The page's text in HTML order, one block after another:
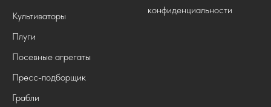
Культиваторы
Плуги
Посевные агрегаты
Пресс-подборщик
Грабли
конфиденциальности